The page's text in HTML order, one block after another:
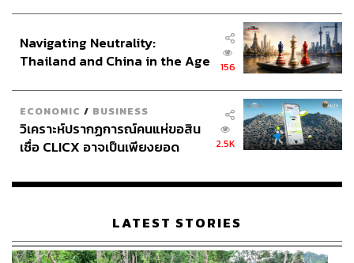
Navigating Neutrality:
Thailand and China in the Age
156
ECONOMIC / BUSINESS
วิเคราะห์ปรากฏการณ์คนแห่ขอสิน
เชื่อ CLICX อาจเป็นเพียงยอด
เรือนไทยที่ถูกซุกไว้
2.5K
LATEST STORIES